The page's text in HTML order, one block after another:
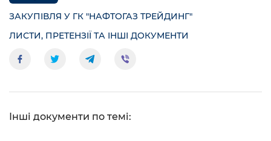
ЗАКУПІВЛЯ У ГК "НАФТОГАЗ ТРЕЙДИНГ"
ЛИСТИ, ПРЕТЕНЗІЇ ТА ІНШІ ДОКУМЕНТИ
Інші документи по темі: